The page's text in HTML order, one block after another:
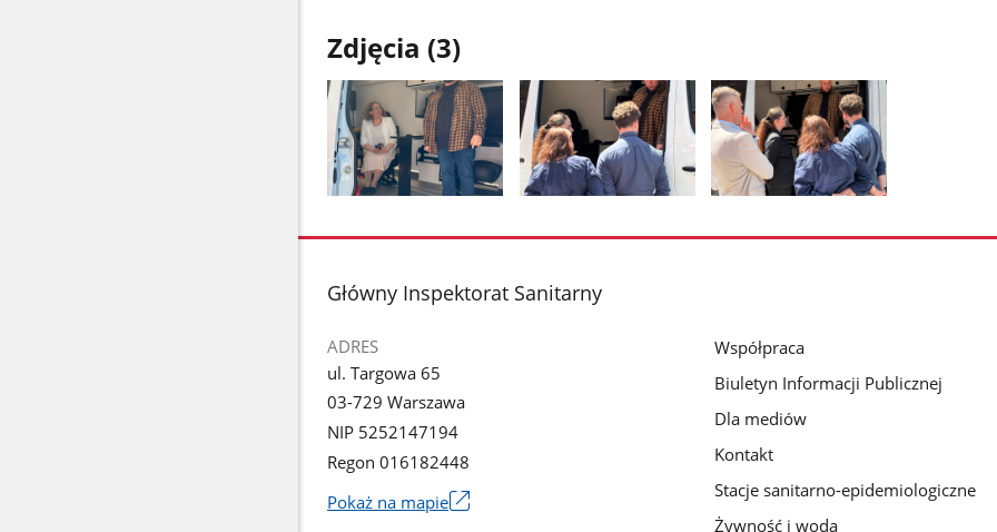
Zdjęcia (3)
galerii.
galerii.
stopka
Główny Inspektorat Sanitarny
ADRES
ul. Targowa 65
03-729 Warszawa
NIP 5252147194
Regon 016182448
Pokaż na mapie
Współpraca
Biuletyn Informacji Publicznej
Dla mediów
Kontakt
Stacje sanitarno-epidemiologiczne
Żywność i woda